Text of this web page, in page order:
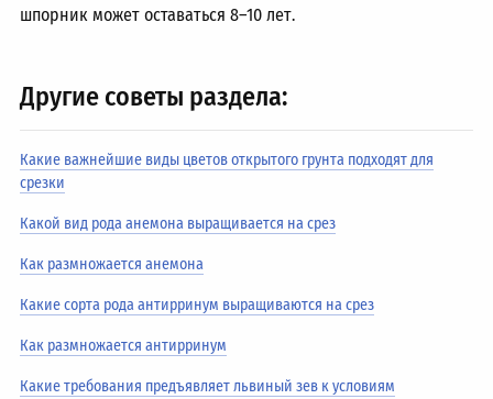
шпорник может оставаться8–10 лет.
Другие советы раздела:
Какие важнейшие виды цветов открытого грунта подходят для
срезки
Какой вид рода анемона выращивается на срез
Как размножается анемона
Какие сорта рода антирринум выращиваются на срез
Как размножается антирринум
Какие требования предъявляет львиный зев к условиям